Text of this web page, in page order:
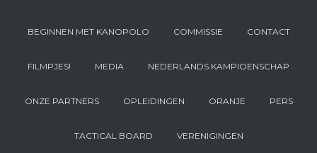
BEGINNEN MET KANOPOLO COMMISSIE CONTACT
FILMPJES! MEDIA NEDERLANDS KAMPIOENSCHAP
ONZE PARTNERS OPLEIDINGEN ORANJE PERS
TACTICAL BOARD VERENIGINGEN